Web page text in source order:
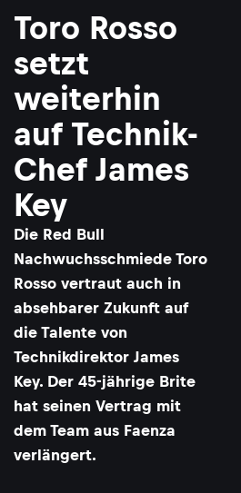
Toro Rosso
setzt
weiterhin
auf Technik-
Chef James
Key
Die Red Bull
Nachwuchsschmiede Toro
Rosso vertraut auch in
absehbarer Zukunft auf
die Talente von
Technikdirektor James
Key. Der 45-jährige Brite
hat seinen Vertrag mit
dem Team aus Faenza
verlängert.